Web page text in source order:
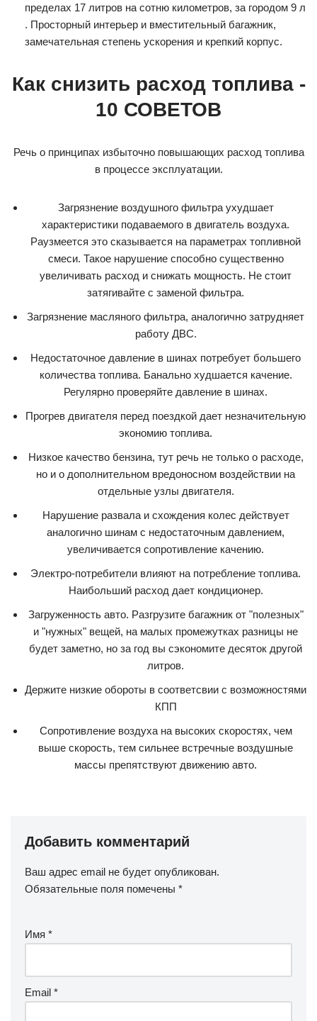
пределах 17 литров на сотню километров, за городом 9 л
. Просторный интерьер и вместительный багажник,
замечательная степень ускорения и крепкий корпус.
Как снизить расход топлива -
10 СОВЕТОВ
Речь о принципах избыточно повышающих расход топлива
в процессе эксплуатации.
Загрязнение воздушного фильтра ухудшает
характеристики подаваемого в двигатель воздуха.
Раузмеется это сказывается на параметрах топливной
смеси. Такое нарушение способно существенно
увеличивать расход и снижать мощность. Не стоит
затягивайте с заменой фильтра.
Загрязнение масляного фильтра, аналогично затрудняет
работу ДВС.
Недостаточное давление в шинах потребует большего
количества топлива. Банально худшается качение.
Регулярно проверяйте давление в шинах.
Прогрев двигателя перед поездкой дает незначительную
экономию топлива.
Низкое качество бензина, тут речь не только о расходе,
но и о дополнительном вредоносном воздействии на
отдельные узлы двигателя.
Нарушение развала и схождения колес действует
аналогично шинам с недостаточным давлением,
увеличивается сопротивление качению.
Электро-потребители влияют на потребление топлива.
Наибольший расход дает кондиционер.
Загруженность авто. Разгрузите багажник от "полезных"
и "нужных" вещей, на малых промежутках разницы не
будет заметно, но за год вы сэкономите десяток другой
литров.
Держите низкие обороты в соответсвии с возможностями
КПП
Сопротивление воздуха на высоких скоростях, чем
выше скорость, тем сильнее встречные воздушные
массы препятствуют движению авто.
Добавить комментарий
Ваш адрес email не будет опубликован.
Обязательные поля помечены *
Имя *
Email *